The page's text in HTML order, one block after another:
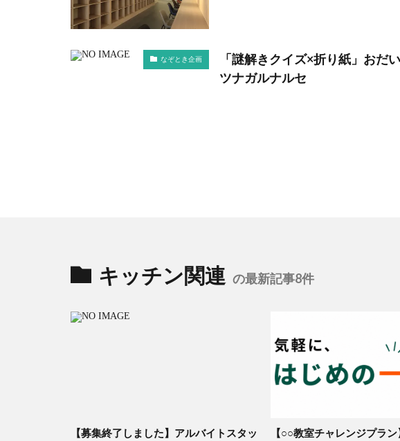
なぞとき企画
「謎解きクイズ×折り紙」おだ
ツナガルナルセ
キッチン関連 の最新記事8件
【募集終了しました】アルバイトスタッ
【○○教室チャレンジプラン